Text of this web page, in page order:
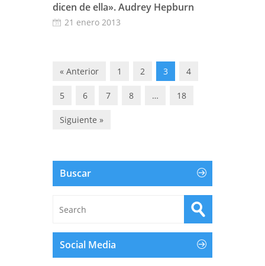
dicen de ella». Audrey Hepburn
21 enero 2013
« Anterior 1 2 3 4
5 6 7 8 … 18
Siguiente »
Buscar
Social Media